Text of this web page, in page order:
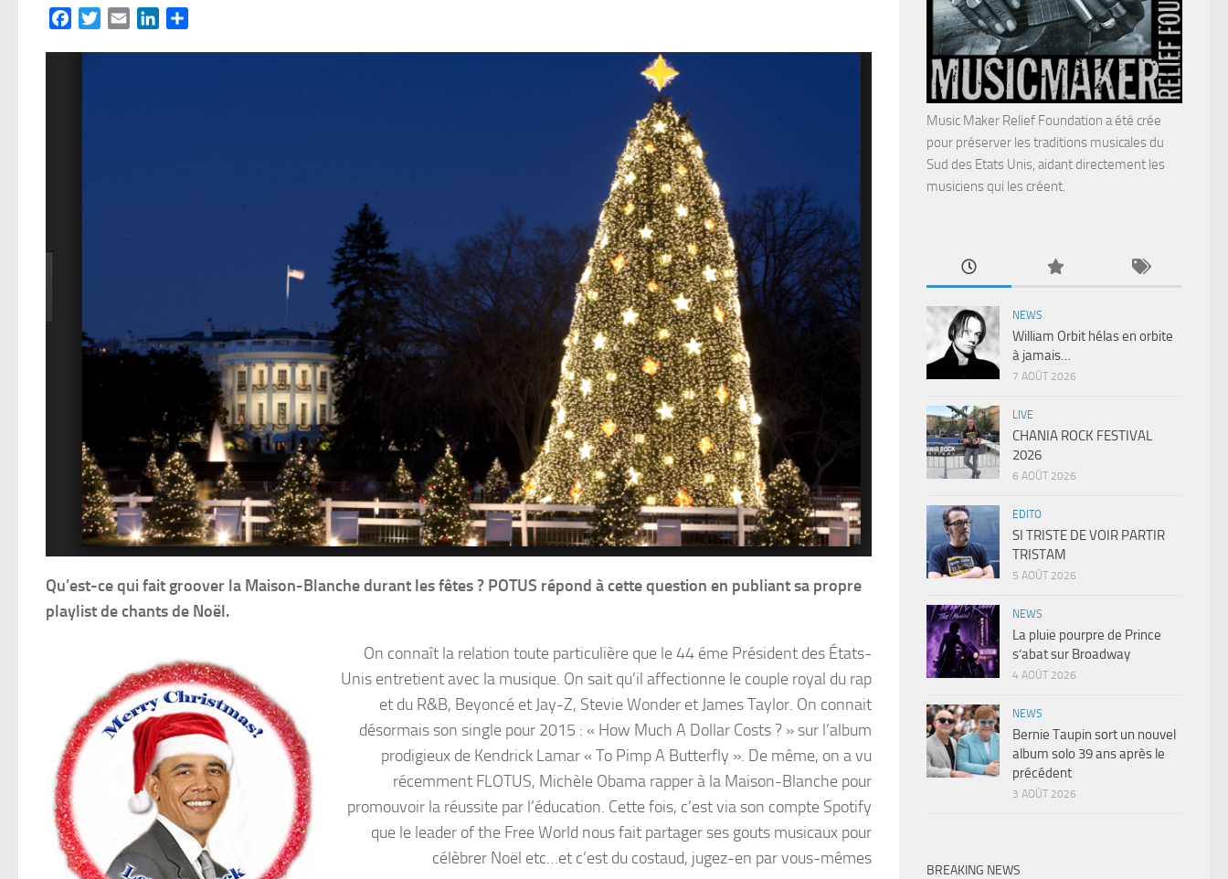
FacebookTwitterEmail LinkedIn
Qu’est-ce qui fait groover la Maison-Blanche durant les fêtes ? POTUS répond à cette question en publiant sa propre
playlist de chants de Noël.
On connaît la relation toute particulière que le 44 éme Président des États-
Unis entretient avec la musique. On sait qu’il affectionne le couple royal du rap
et du R&B, Beyoncé et Jay-Z, Stevie Wonder et James Taylor. On connait
désormais son single pour 2015 : « How Much A Dollar Costs ? » sur l’album
prodigieux de Kendrick Lamar « To Pimp A Butterfly ». De même, on a vu
récemment FLOTUS, Michèle Obama rapper à la Maison-Blanche pour
promouvoir la réussite par l’éducation. Cette fois, c’est via son compte Spotify
que le leader of the Free World nous fait partager ses gouts musicaux pour
célèbrer Noël etc…et c’est du costaud, jugez-en par vous-mêmes
Music Maker Relief Foundation a été crée
pour préserver les traditions musicales du
Sud des Etats Unis, aidant directement les
musiciens qui les créent.
NEWS
William Orbit hélas en orbite
à jamais…
7 AOÛT 2026
LIVE
CHANIA ROCK FESTIVAL
2026
6 AOÛT 2026
EDITO
SI TRISTE DE VOIR PARTIR
TRISTAM
5 AOÛT 2026
NEWS
La pluie pourpre de Prince
s’abat sur Broadway
4 AOÛT 2026
NEWS
Bernie Taupin sort un nouvel
album solo 39 ans après le
précédent
3 AOÛT 2026
BREAKING NEWS